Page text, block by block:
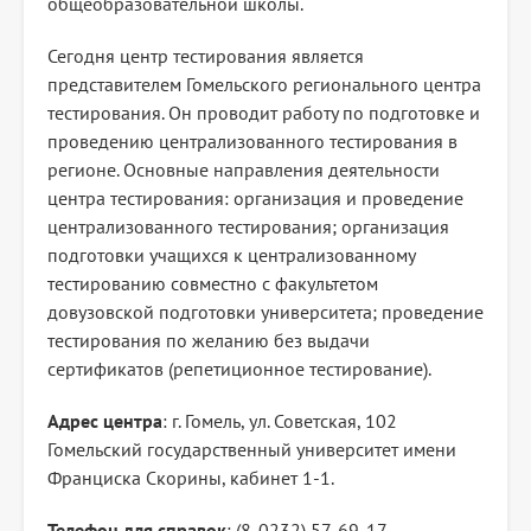
Сегодня центр тестирования является
представителем Гомельского регионального центра
тестирования. Он проводит работу по подготовке и
проведению централизованного тестирования в
регионе. Основные направления деятельности
центра тестирования: организация и проведение
централизованного тестирования; организация
подготовки учащихся к централизованному
тестированию совместно с факультетом
довузовской подготовки университета; проведение
тестирования по желанию без выдачи
сертификатов (репетиционное тестирование).
Адрес центра: г. Гомель, ул. Советская, 102
Гомельский государственный университет имени
Франциска Скорины, кабинет 1-1.